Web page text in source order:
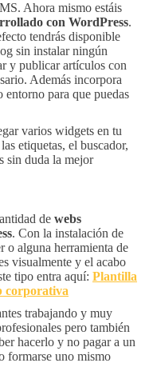
Ahora mismo estáis
con WordPress.
tendrás disponible
sin instalar ningún
y publicar artículos con
Además incorpora
entorno para que puedas
varios widgets en tu
etiquetas, el buscador,
sin duda la mejor
de webs
. Con la instalación de
o alguna herramienta de
visualmente y el acabo
tipo entra aquí: Plantilla
corporativa
trabajando y muy
pero también
hacerlo y no pagar a un
formarse uno mismo